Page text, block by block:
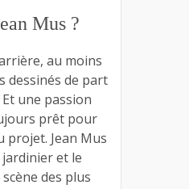
Mus ?
au moins
dessinés de part
une passion
prêt pour
projet. Jean Mus
jardinier et le
des plus